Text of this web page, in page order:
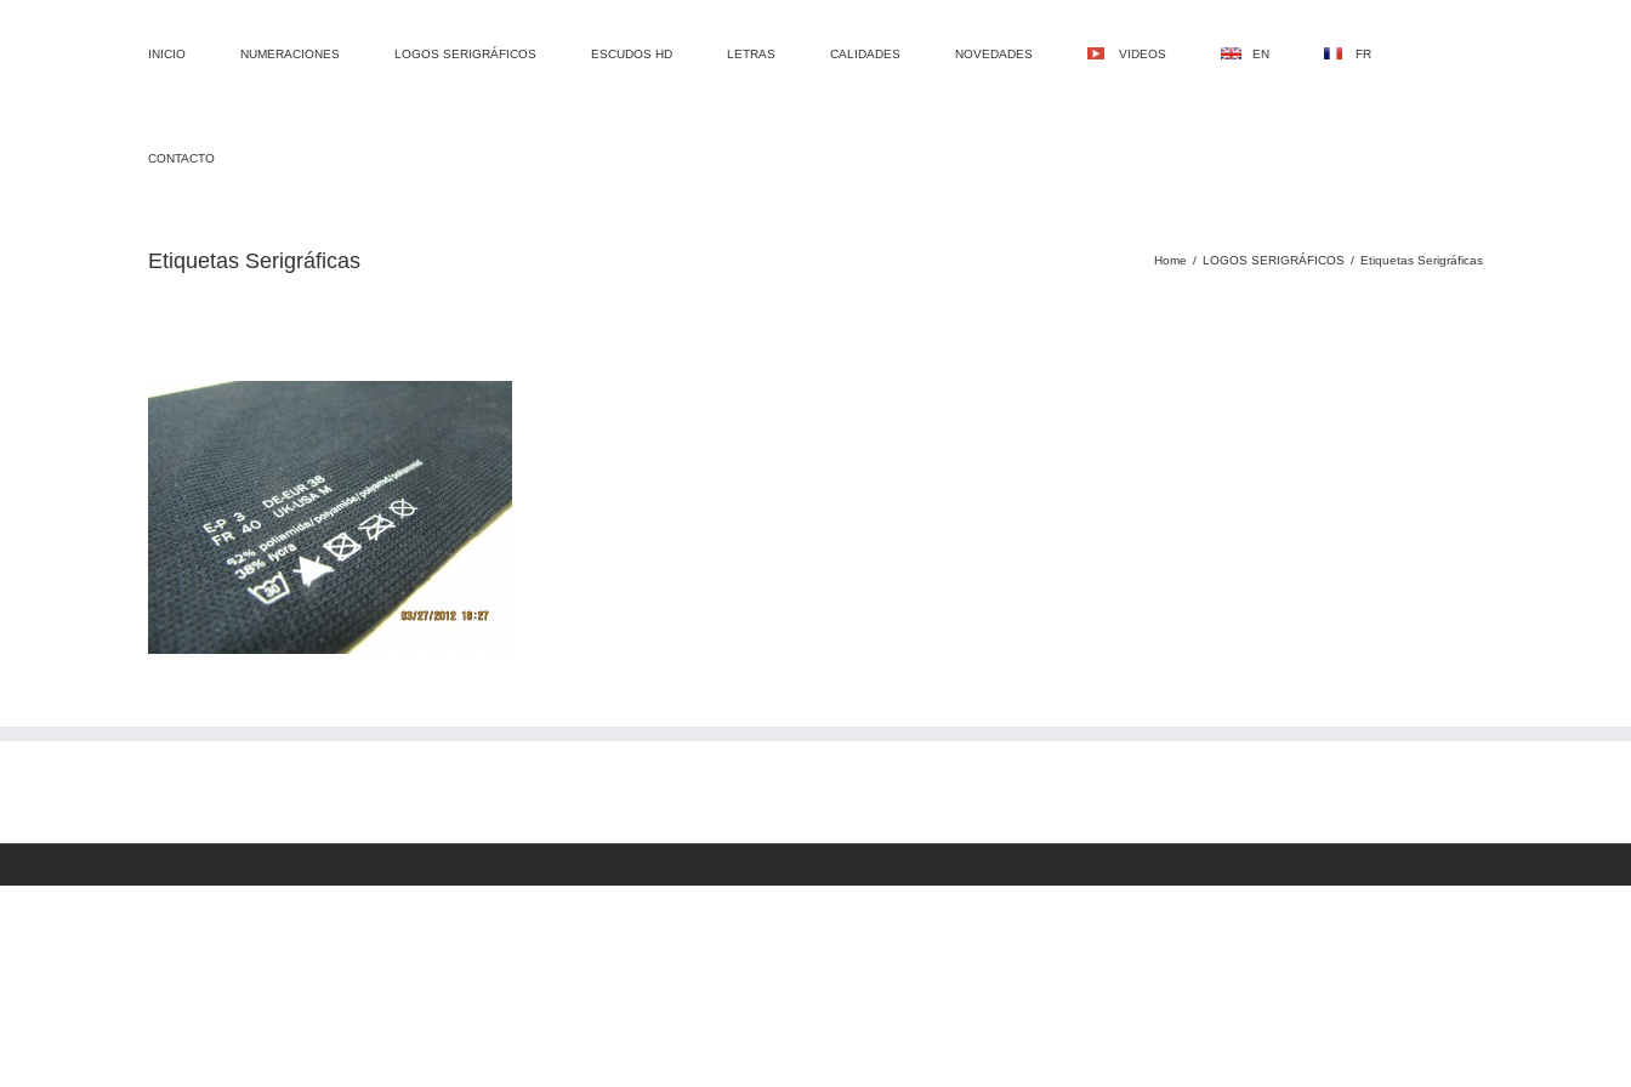
INICIO NUMERACIONES LOGOS SERIGRÁFICOS ESCUDOS HD LETRAS CALIDADES NOVEDADES VIDEOS EN FR
CONTACTO
Etiquetas Serigráficas Home / LOGOS SERIGRÁFICOS / Etiquetas Serigráficas